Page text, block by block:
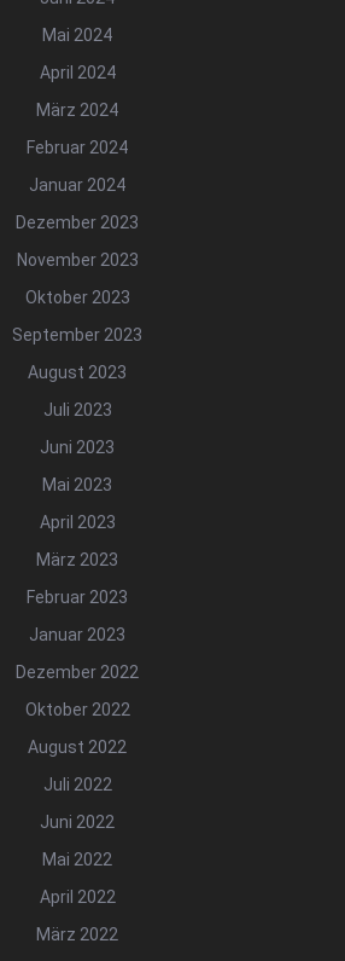
Mai 2024
April 2024
März 2024
Februar 2024
Januar 2024
Dezember 2023
November 2023
Oktober 2023
September 2023
August 2023
Juli 2023
Juni 2023
Mai 2023
April 2023
März 2023
Februar 2023
Januar 2023
Dezember 2022
Oktober 2022
August 2022
Juli 2022
Juni 2022
Mai 2022
April 2022
März 2022